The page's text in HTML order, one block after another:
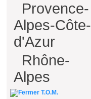
Provence-
Alpes-Côte-
d'Azur
Rhône-
Alpes
T.O.M.